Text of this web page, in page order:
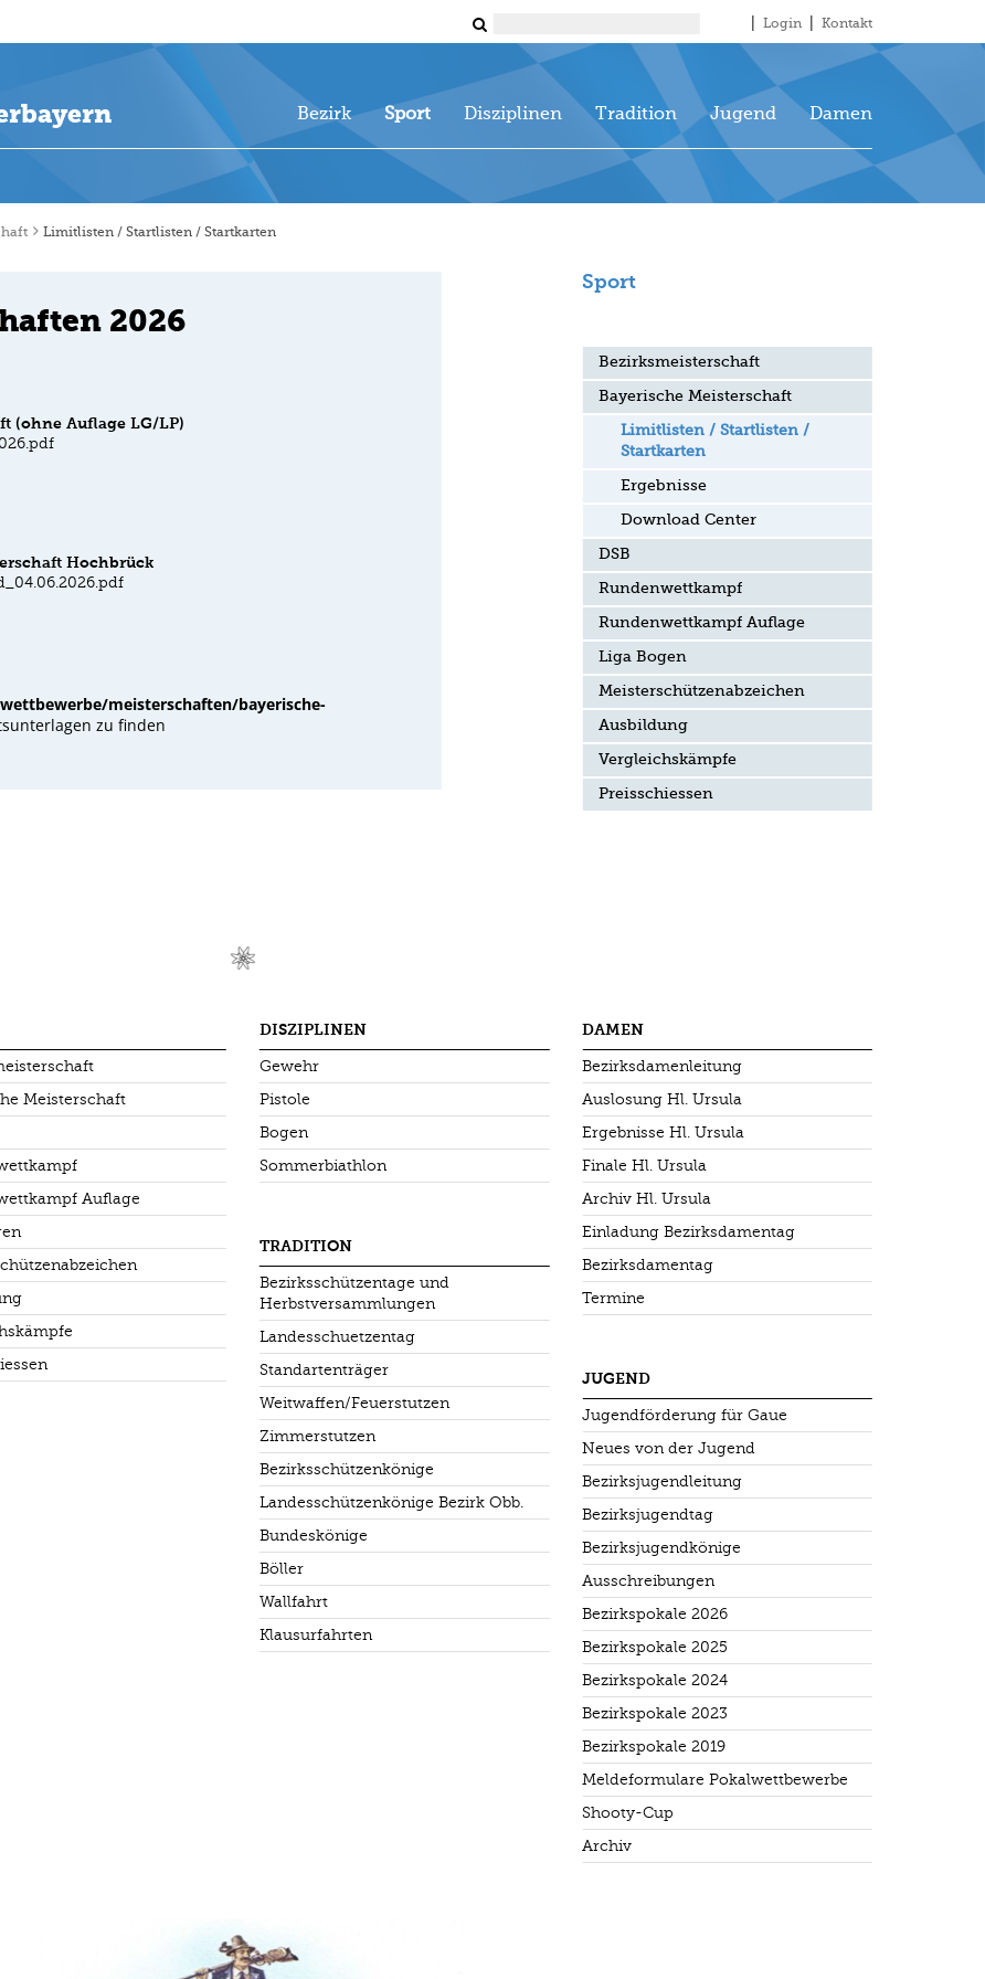
Login Kontakt
Bezirk Sport Disziplinen Tradition Jugend Damen
Limitlisten / Startlisten / Startkarten
2026
(ohne Auflage LG/LP)
Hochbrück
meisterschaften/bayerische-
zu finden
Sport
Bezirksmeisterschaft
Bayerische Meisterschaft
Limitlisten / Startlisten /
Startkarten
Ergebnisse
Download Center
DSB
Rundenwettkampf
Rundenwettkampf Auflage
Liga Bogen
Meisterschützenabzeichen
Ausbildung
Vergleichskämpfe
Preisschiessen
Meisterschaft
Auflage
DISZIPLINEN
Gewehr
Pistole
Bogen
Sommerbiathlon
TRADITION
Bezirksschützentage und
Herbstversammlungen
Landesschuetzentag
Standartenträger
Weitwaffen/Feuerstutzen
Zimmerstutzen
Bezirksschützenkönige
Landesschützenkönige Bezirk Obb.
Bundeskönige
Böller
Wallfahrt
Klausurfahrten
DAMEN
Bezirksdamenleitung
Auslosung Hl. Ursula
Ergebnisse Hl. Ursula
Finale Hl. Ursula
Archiv Hl. Ursula
Einladung Bezirksdamentag
Bezirksdamentag
Termine
JUGEND
Jugendförderung für Gaue
Neues von der Jugend
Bezirksjugendleitung
Bezirksjugendtag
Bezirksjugendkönige
Ausschreibungen
Bezirkspokale 2026
Bezirkspokale 2025
Bezirkspokale 2024
Bezirkspokale 2023
Bezirkspokale 2019
Meldeformulare Pokalwettbewerbe
Shooty-Cup
Archiv